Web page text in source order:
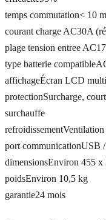
temps commutation< 10
courant charge AC30A
plage tension entree AC
type batterie compatible
affichageÉcran LCD
protectionSurcharge,
surchauffe
refroidissementVentilation
port communicationUSB
dimensionsEnviron 455 x
poidsEnviron 10,5 kg
garantie24 mois